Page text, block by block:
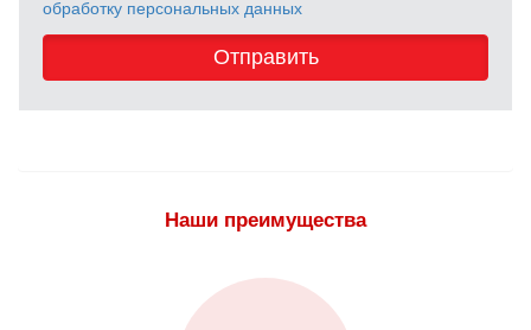
обработку персональных данных
Отправить
Наши преимущества